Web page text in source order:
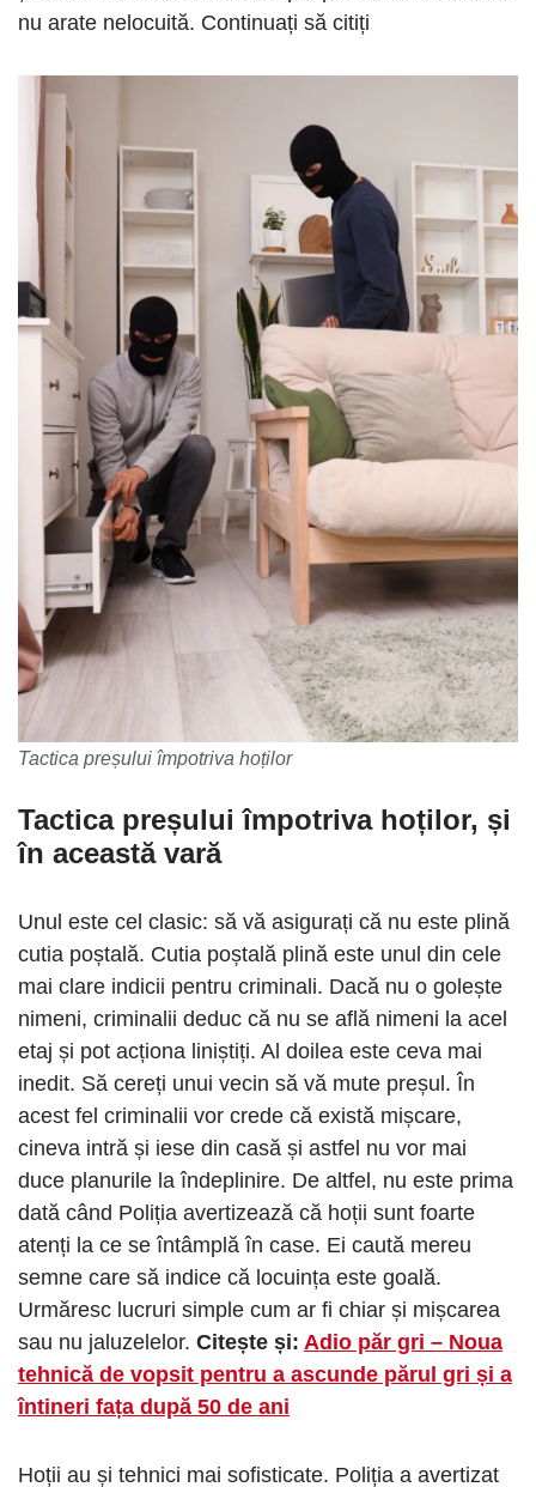
nu arate nelocuită. Continuați să citiți
Tactica preșului împotriva hoților
Tactica preșului împotriva hoților, și
în această vară
Unul este cel clasic: să vă asigurați că nu este plină
cutia poștală. Cutia poștală plină este unul din cele
mai clare indicii pentru criminali. Dacă nu o golește
nimeni, criminalii deduc că nu se află nimeni la acel
etaj și pot acționa liniștiți. Al doilea este ceva mai
inedit. Să cereți unui vecin să vă mute preșul. În
acest fel criminalii vor crede că există mișcare,
cineva intră și iese din casă și astfel nu vor mai
duce planurile la îndeplinire. De altfel, nu este prima
dată când Poliția avertizează că hoții sunt foarte
atenți la ce se întâmplă în case. Ei caută mereu
semne care să indice că locuința este goală.
Urmăresc lucruri simple cum ar fi chiar și mișcarea
sau nu jaluzelelor. Citește și: Adio păr gri – Noua
tehnică de vopsit pentru a ascunde părul gri și a
întineri fața după 50 de ani
Hoții au și tehnici mai sofisticate. Poliția a avertizat